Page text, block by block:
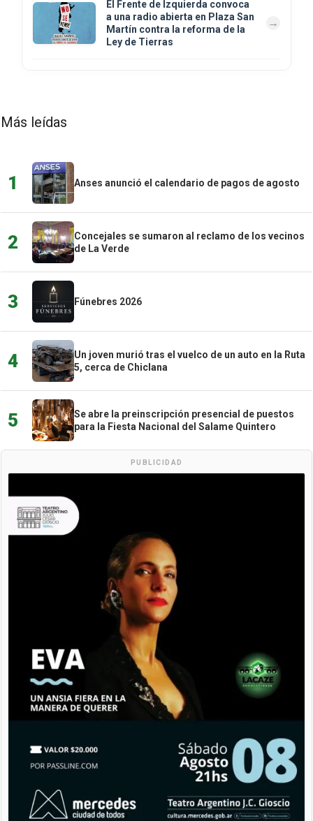
El Frente de Izquierda convoca
a una radio abierta en Plaza San
Martín contra la reforma de la
Ley de Tierras
Más leídas
1 Anses anunció el calendario de pagos de agosto
2
Concejales se sumaron al reclamo de los vecinos
de La Verde
3 Fúnebres 2026
4
Un joven murió tras el vuelco de un auto en la Ruta
5, cerca de Chiclana
5
Se abre la preinscripción presencial de puestos
para la Fiesta Nacional del Salame Quintero
PUBLICIDAD